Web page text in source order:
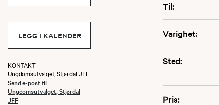
Til:
Varighet:
Sted:
Pris:
LEGG I KALENDER
KONTAKT
Ungdomsutvalget, Stjørdal JFF
Send e-post til
Ungdomsutvalget, Stjørdal
JFF